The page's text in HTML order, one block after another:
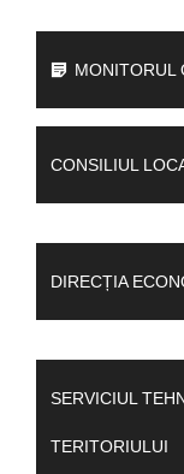
MONITORUL
CONSILIUL
DIRECȚIA
SERVICIUL
TERITORIULUI